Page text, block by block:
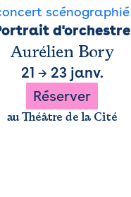
scénographié
d'orchestre
Aurélien Bory
21 → 23 janv.
Réserver
au Théâtre de la Cité